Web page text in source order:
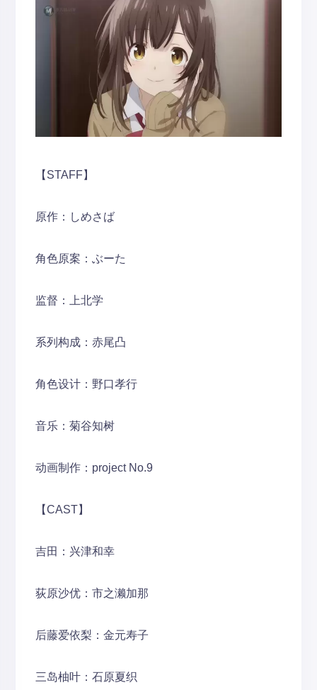
【STAFF】
原作：しめさば
角色原案：ぶーた
监督：上北学
系列构成：赤尾凸
角色设计：野口孝行
音乐：菊谷知树
动画制作：project No.9
【CAST】
吉田：兴津和幸
荻原沙优：市之濑加那
后藤爱依梨：金元寿子
三岛柚叶：石原夏织